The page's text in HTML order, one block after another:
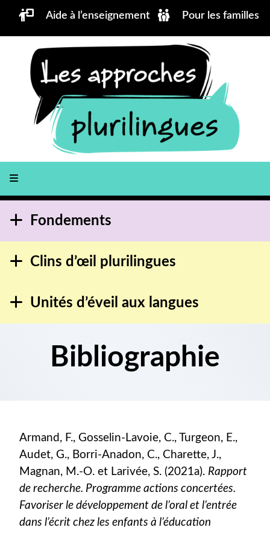
Aller au contenu principal
Aide à l’enseignement Pour les familles
Fondements
Clins d’œil plurilingues
Unités d’éveil aux langues
Bibliographie
Armand, F., Gosselin-Lavoie, C., Turgeon, E.,
Audet, G., Borri-Anadon, C., Charette, J.,
Magnan, M.-O. et Larivée, S. (2021a). Rapport
de recherche. Programme actions concertées.
Favoriser le développement de l’oral et l’entrée
dans l’écrit chez les enfants à l’éducation